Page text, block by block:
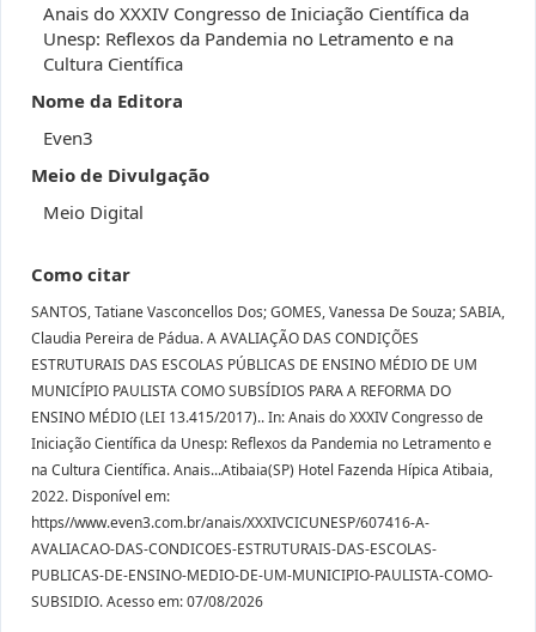
Anais do XXXIV Congresso de Iniciação Científica da
Unesp: Reflexos da Pandemia no Letramento e na
Cultura Científica
Nome da Editora
Even3
Meio de Divulgação
Meio Digital
Como citar
SANTOS, Tatiane Vasconcellos Dos; GOMES, Vanessa De Souza; SABIA,
Claudia Pereira de Pádua. A AVALIAÇÃO DAS CONDIÇÕES
ESTRUTURAIS DAS ESCOLAS PÚBLICAS DE ENSINO MÉDIO DE UM
MUNICÍPIO PAULISTA COMO SUBSÍDIOS PARA A REFORMA DO
ENSINO MÉDIO (LEI 13.415/2017).. In: Anais do XXXIV Congresso de
Iniciação Científica da Unesp: Reflexos da Pandemia no Letramento e
na Cultura Científica. Anais...Atibaia(SP) Hotel Fazenda Hípica Atibaia,
2022. Disponível em:
https//www.even3.com.br/anais/XXXIVCICUNESP/607416-A-
AVALIACAO-DAS-CONDICOES-ESTRUTURAIS-DAS-ESCOLAS-
PUBLICAS-DE-ENSINO-MEDIO-DE-UM-MUNICIPIO-PAULISTA-COMO-
SUBSIDIO. Acesso em: 07/08/2026